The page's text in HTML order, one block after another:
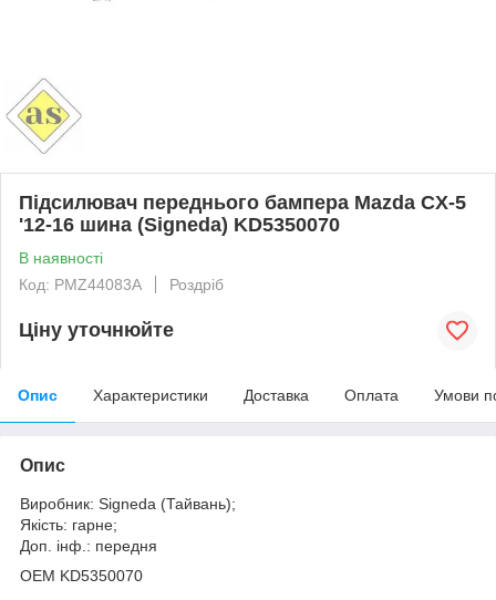
Підсилювач переднього бампера Mazda CX-5
'12-16 шина (Signeda) KD5350070
В наявності
Код: PMZ44083A
Роздріб
Ціну уточнюйте
Опис Характеристики Доставка Оплата Умови
Опис
Виробник: Signeda (Тайвань);
Якість: гарне;
Доп. інф.: передня
OEM KD5350070